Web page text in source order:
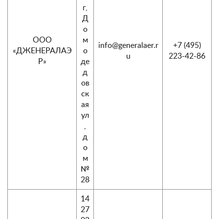
ООО
«ДЖЕНЕРАЛАЭ
Р»
г,
Д
о
м
о
де
д
ов
ск
ая
ул
д
о
м
№
28
info@generalaer.r
u
+7 (495)
223-42-86
14
27